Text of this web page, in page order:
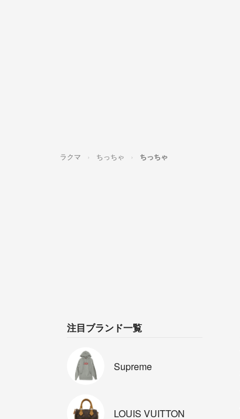
ラクマ ちっちゃ ちっちゃ
注目ブランド一覧
Supreme
LOUIS VUITTON